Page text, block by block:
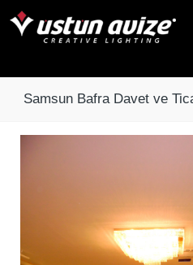
Samsun Bafra Davet ve